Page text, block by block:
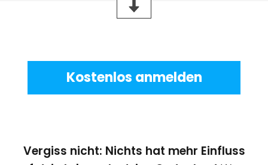
Kostenlos anmelden
Vergiss nicht: Nichts hat mehr Einfluss